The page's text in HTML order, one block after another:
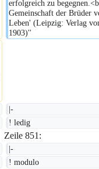
erfolgreich zu
Gemeinschaft der Brüder
Leben' (Leipzig: Verlag
1903)''
|-
! ledig
Zeile 851:
|-
! modulo